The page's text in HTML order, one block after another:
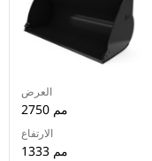
العرض
2750 مم
الارتفاع
1333 مم